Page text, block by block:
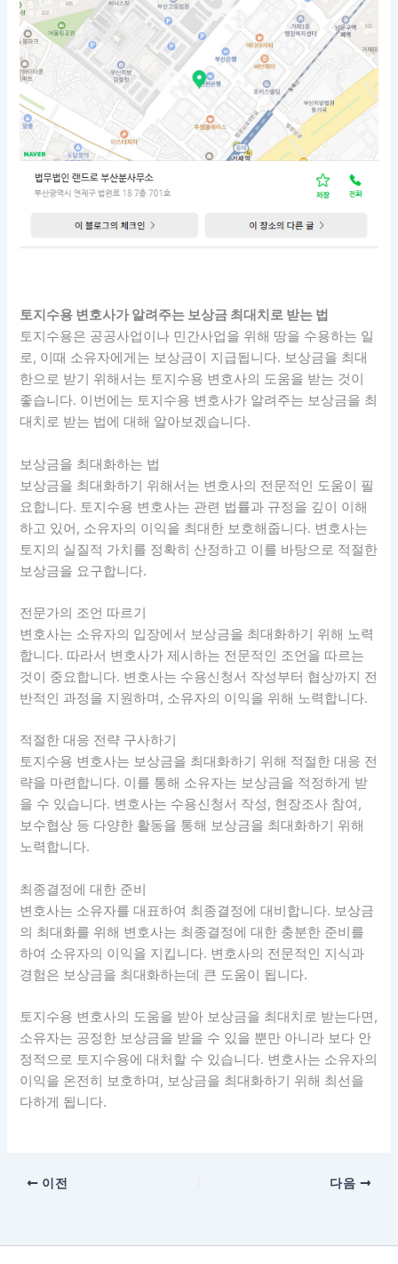
토지수용 변호사가 알려주는 보상금 최대치로 받는 법
토지수용은 공공사업이나 민간사업을 위해 땅을 수용하는 일
로, 이때 소유자에게는 보상금이 지급됩니다. 보상금을 최대
한으로 받기 위해서는 토지수용 변호사의 도움을 받는 것이
좋습니다. 이번에는 토지수용 변호사가 알려주는 보상금을 최
대치로 받는 법에 대해 알아보겠습니다.
보상금을 최대화하는 법
보상금을 최대화하기 위해서는 변호사의 전문적인 도움이 필
요합니다. 토지수용 변호사는 관련 법률과 규정을 깊이 이해
하고 있어, 소유자의 이익을 최대한 보호해줍니다. 변호사는
토지의 실질적 가치를 정확히 산정하고 이를 바탕으로 적절한
보상금을 요구합니다.
전문가의 조언 따르기
변호사는 소유자의 입장에서 보상금을 최대화하기 위해 노력
합니다. 따라서 변호사가 제시하는 전문적인 조언을 따르는
것이 중요합니다. 변호사는 수용신청서 작성부터 협상까지 전
반적인 과정을 지원하며, 소유자의 이익을 위해 노력합니다.
적절한 대응 전략 구사하기
토지수용 변호사는 보상금을 최대화하기 위해 적절한 대응 전
략을 마련합니다. 이를 통해 소유자는 보상금을 적정하게 받
을 수 있습니다. 변호사는 수용신청서 작성, 현장조사 참여,
보수협상 등 다양한 활동을 통해 보상금을 최대화하기 위해
노력합니다.
최종결정에 대한 준비
변호사는 소유자를 대표하여 최종결정에 대비합니다. 보상금
의 최대화를 위해 변호사는 최종결정에 대한 충분한 준비를
하여 소유자의 이익을 지킵니다. 변호사의 전문적인 지식과
경험은 보상금을 최대화하는데 큰 도움이 됩니다.
토지수용 변호사의 도움을 받아 보상금을 최대치로 받는다면,
소유자는 공정한 보상금을 받을 수 있을 뿐만 아니라 보다 안
정적으로 토지수용에 대처할 수 있습니다. 변호사는 소유자의
이익을 온전히 보호하며, 보상금을 최대화하기 위해 최선을
다하게 됩니다.
이전 다음